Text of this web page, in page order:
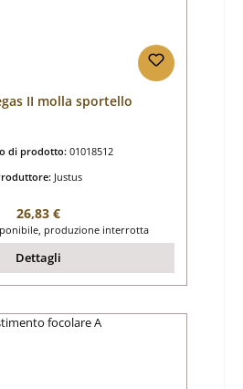
II molla sportello
di prodotto: 01018512
Justus
Prezzo normale:
26,83 €
produzione interrotta
Dettagli